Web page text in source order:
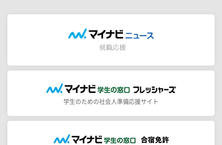
学生のための社会人準備応援サイト